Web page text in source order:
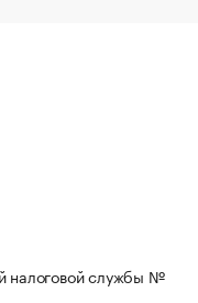
налоговой службы №